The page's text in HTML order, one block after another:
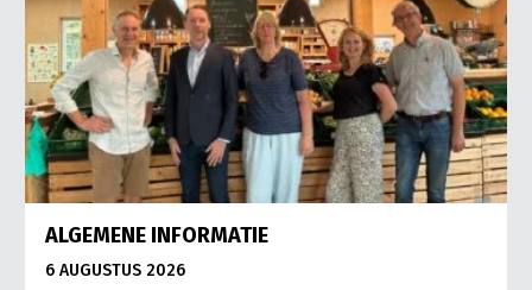
ALGEMENE INFORMATIE
6 AUGUSTUS 2026